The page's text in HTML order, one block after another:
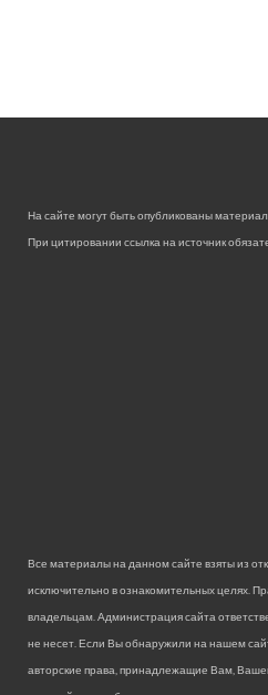
На сайте могут быть опубликованы
При цитировании ссылка на источник
Все материалы на данном сайте взяты из
исключительно в ознакомительных целях.
владельцам. Администрация сайта
не несет. Если Вы обнаружили на нашем
авторские права, принадлежащие Вам,